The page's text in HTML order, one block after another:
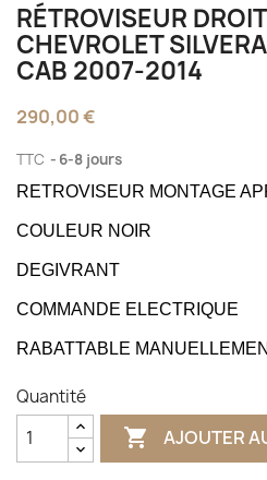
RÉTROVISEUR
CHEVROLET
CAB 2007-2014
290,00 €
TTC 6-8 jours
RETROVISEUR MONTAGE
COULEUR NOIR
DEGIVRANT
COMMANDE ELECTRIQUE
RABATTABLE
Quantité
 AJOUTER